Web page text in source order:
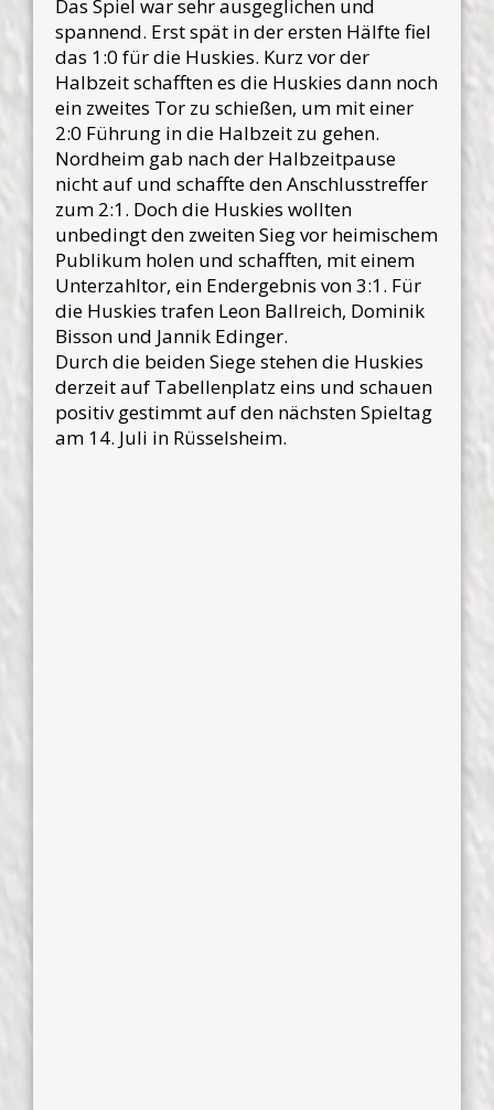
Das Spiel war sehr ausgeglichen und
spannend. Erst spät in der ersten Hälfte fiel
das 1:0 für die Huskies. Kurz vor der
Halbzeit schafften es die Huskies dann noch
ein zweites Tor zu schießen, um mit einer
2:0 Führung in die Halbzeit zu gehen.
Nordheim gab nach der Halbzeitpause
nicht auf und schaffte den Anschlusstreffer
zum 2:1. Doch die Huskies wollten
unbedingt den zweiten Sieg vor heimischem
Publikum holen und schafften, mit einem
Unterzahltor, ein Endergebnis von 3:1. Für
die Huskies trafen Leon Ballreich, Dominik
Bisson und Jannik Edinger.
Durch die beiden Siege stehen die Huskies
derzeit auf Tabellenplatz eins und schauen
positiv gestimmt auf den nächsten Spieltag
am 14. Juli in Rüsselsheim.